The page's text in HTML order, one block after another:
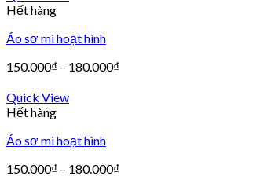
Hết hàng
Áo sơ mi hoạt hình
150.000₫ – 180.000₫
Quick View
Hết hàng
Áo sơ mi hoạt hình
150.000₫ – 180.000₫